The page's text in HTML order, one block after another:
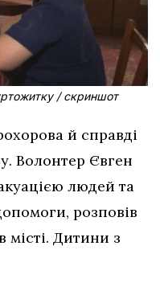
/ скриншот
й справді
Волонтер Євген
людей та
розповів
місті. Дитини з